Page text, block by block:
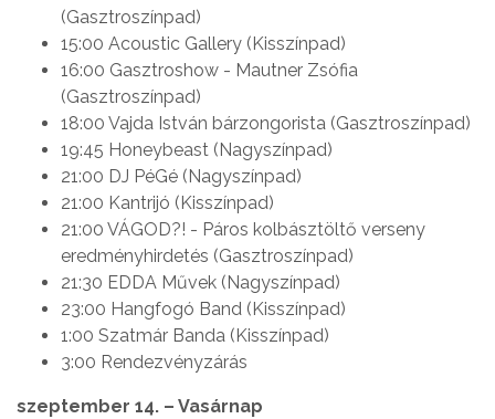
(Gasztroszínpad)
15:00 Acoustic Gallery (Kisszínpad)
16:00 Gasztroshow - Mautner Zsófia
(Gasztroszínpad)
18:00 Vajda István bárzongorista (Gasztroszínpad)
19:45 Honeybeast (Nagyszínpad)
21:00 DJ PéGé (Nagyszínpad)
21:00 Kantrijó (Kisszínpad)
21:00 VÁGOD?! - Páros kolbásztöltő verseny
eredményhirdetés (Gasztroszínpad)
21:30 EDDA Művek (Nagyszínpad)
23:00 Hangfogó Band (Kisszínpad)
1:00 Szatmár Banda (Kisszínpad)
3:00 Rendezvényzárás
szeptember 14. – Vasárnap